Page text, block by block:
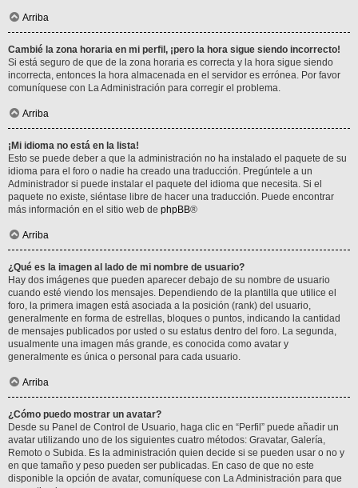
Arriba
Cambié la zona horaria en mi perfil, ¡pero la hora sigue siendo incorrecto!
Si está seguro de que de la zona horaria es correcta y la hora sigue siendo
incorrecta, entonces la hora almacenada en el servidor es errónea. Por favor
comuníquese con La Administración para corregir el problema.
Arriba
¡Mi idioma no está en la lista!
Esto se puede deber a que la administración no ha instalado el paquete de su
idioma para el foro o nadie ha creado una traducción. Pregúntele a un
Administrador si puede instalar el paquete del idioma que necesita. Si el
paquete no existe, siéntase libre de hacer una traducción. Puede encontrar
más información en el sitio web de phpBB®
Arriba
¿Qué es la imagen al lado de mi nombre de usuario?
Hay dos imágenes que pueden aparecer debajo de su nombre de usuario
cuando esté viendo los mensajes. Dependiendo de la plantilla que utilice el
foro, la primera imagen está asociada a la posición (rank) del usuario,
generalmente en forma de estrellas, bloques o puntos, indicando la cantidad
de mensajes publicados por usted o su estatus dentro del foro. La segunda,
usualmente una imagen más grande, es conocida como avatar y
generalmente es única o personal para cada usuario.
Arriba
¿Cómo puedo mostrar un avatar?
Desde su Panel de Control de Usuario, haga clic en “Perfil” puede añadir un
avatar utilizando uno de los siguientes cuatro métodos: Gravatar, Galería,
Remoto o Subida. Es la administración quien decide si se pueden usar o no y
en que tamaño y peso pueden ser publicadas. En caso de que no este
disponible la opción de avatar, comuníquese con La Administración para que